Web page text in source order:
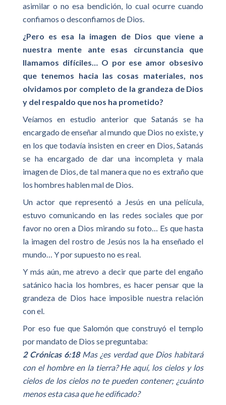
asimilar o no esa bendición, lo cual ocurre cuando
confiamos o desconfiamos de Dios.
¿Pero es esa la imagen de Dios que viene a
nuestra mente ante esas circunstancia que
llamamos difíciles… O por ese amor obsesivo
que tenemos hacia las cosas materiales, nos
olvidamos por completo de la grandeza de Dios
y del respaldo que nos ha prometido?
Veíamos en estudio anterior que Satanás se ha
encargado de enseñar al mundo que Dios no existe, y
en los que todavía insisten en creer en Dios, Satanás
se ha encargado de dar una incompleta y mala
imagen de Dios, de tal manera que no es extraño que
los hombres hablen mal de Dios.
Un actor que representó a Jesús en una película,
estuvo comunicando en las redes sociales que por
favor no oren a Dios mirando su foto… Es que hasta
la imagen del rostro de Jesús nos la ha enseñado el
mundo… Y por supuesto no es real.
Y más aún, me atrevo a decir que parte del engaño
satánico hacia los hombres, es hacer pensar que la
grandeza de Dios hace imposible nuestra relación
con el.
Por eso fue que Salomón que construyó el templo
por mandato de Dios se preguntaba:
2 Crónicas 6:18 Mas ¿es verdad que Dios habitará
con el hombre en la tierra? He aquí, los cielos y los
cielos de los cielos no te pueden contener; ¿cuánto
menos esta casa que he edificado?